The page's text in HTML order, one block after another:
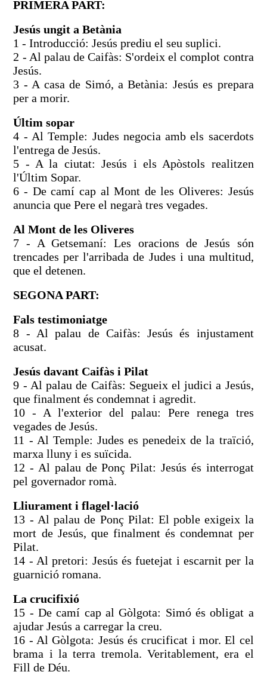
PRIMERA PART:
Jesús ungit a Betània
1 - Introducció: Jesús prediu el seu suplici.
2 - Al palau de Caifàs: S'ordeix el complot contra
Jesús.
3 - A casa de Simó, a Betània: Jesús es prepara
per a morir.
Últim sopar
4 - Al Temple: Judes negocia amb els sacerdots
l'entrega de Jesús.
5 - A la ciutat: Jesús i els Apòstols realitzen
l'Últim Sopar.
6 - De camí cap al Mont de les Oliveres: Jesús
anuncia que Pere el negarà tres vegades.
Al Mont de les Oliveres
7 - A Getsemaní: Les oracions de Jesús són
trencades per l'arribada de Judes i una multitud,
que el detenen.
SEGONA PART:
Fals testimoniatge
8 - Al palau de Caifàs: Jesús és injustament
acusat.
Jesús davant Caifàs i Pilat
9 - Al palau de Caifàs: Segueix el judici a Jesús,
que finalment és condemnat i agredit.
10 - A l'exterior del palau: Pere renega tres
vegades de Jesús.
11 - Al Temple: Judes es penedeix de la traïció,
marxa lluny i es suïcida.
12 - Al palau de Ponç Pilat: Jesús és interrogat
pel governador romà.
Lliurament i flagel·lació
13 - Al palau de Ponç Pilat: El poble exigeix la
mort de Jesús, que finalment és condemnat per
Pilat.
14 - Al pretori: Jesús és fuetejat i escarnit per la
guarnició romana.
La crucifixió
15 - De camí cap al Gòlgota: Simó és obligat a
ajudar Jesús a carregar la creu.
16 - Al Gòlgota: Jesús és crucificat i mor. El cel
brama i la terra tremola. Veritablement, era el
Fill de Déu.